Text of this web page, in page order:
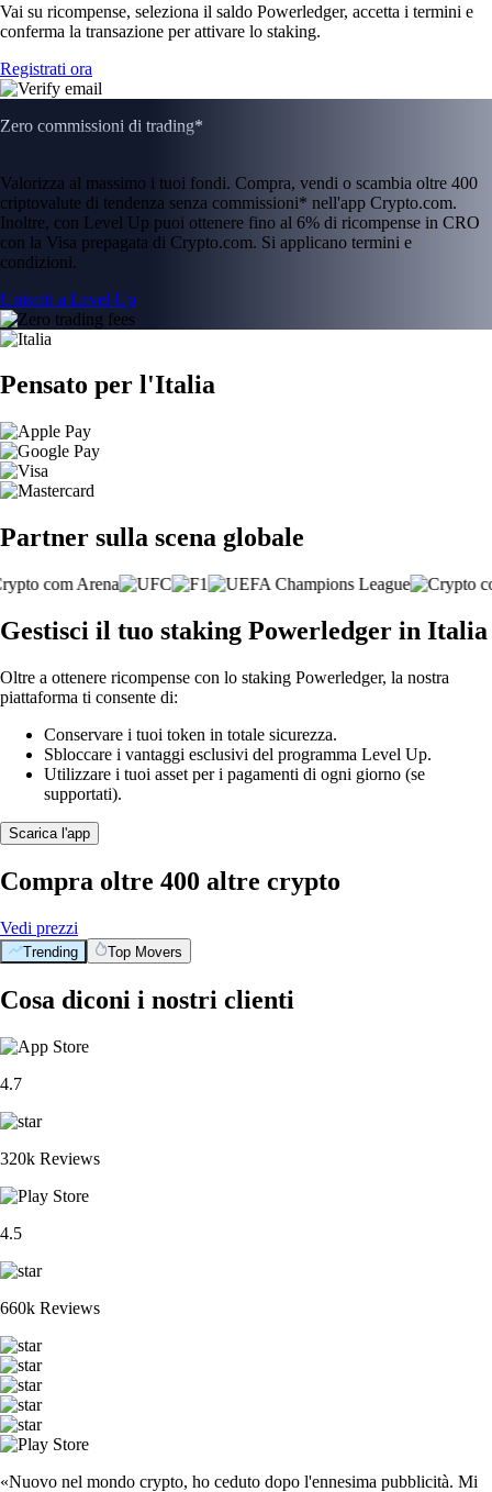
Vai su ricompense, seleziona il saldo Powerledger, accetta i termini e
conferma la transazione per attivare lo staking.
Registrati ora
Zero commissioni di trading*
Valorizza al massimo i tuoi fondi. Compra, vendi o scambia oltre 400
criptovalute di tendenza senza commissioni* nell'app Crypto.com.
Inoltre, con Level Up puoi ottenere fino al 6% di ricompense in CRO
con la Visa prepagata di Crypto.com. Si applicano termini e
condizioni.
Unisciti a Level Up
Pensato per l'Italia
Partner sulla scena globale
Gestisci il tuo staking Powerledger in Italia
Oltre a ottenere ricompense con lo staking Powerledger, la nostra
piattaforma ti consente di:
Conservare i tuoi token in totale sicurezza.
Sbloccare i vantaggi esclusivi del programma Level Up.
Utilizzare i tuoi asset per i pagamenti di ogni giorno (se
supportati).
Scarica l'app
Compra oltre 400 altre crypto
Vedi prezzi
Trending Top Movers
Cosa diconi i nostri clienti
4.7
320k Reviews
4.5
660k Reviews
«Nuovo nel mondo crypto, ho ceduto dopo l'ennesima pubblicità. Mi